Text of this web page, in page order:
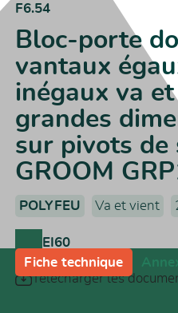
F6.54
Bloc-porte
vantaux
inégaux va
grandes
sur pivots de
GROOM
POLYFEU Va et vient
EI60
Télécharger les
Fiche technique